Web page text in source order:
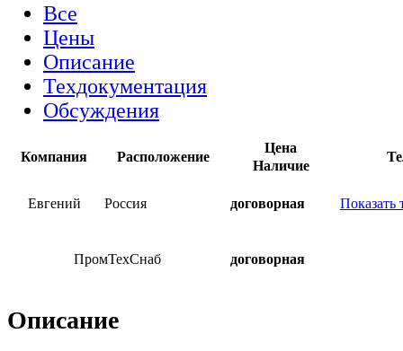
Все
Цены
Описание
Техдокументация
Обсуждения
Компания Расположение
Цена
Наличие
Евгений Россия договорная Показать
ПромТехСнаб договорная
Описание